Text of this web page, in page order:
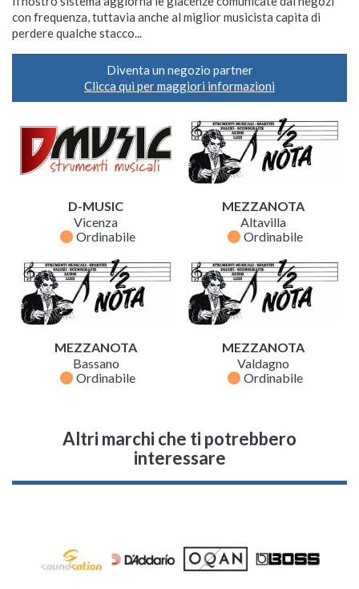
con frequenza, tuttavia anche al miglior musicista capita di
perdere qualche stacco...
Diventa un negozio partner
Clicca qui per maggiori informazioni
D-MUSIC
Vicenza
fiber_manual_record Ordinabile
MEZZANOTA
Altavilla
fiber_manual_record Ordinabile
MEZZANOTA
Bassano
fiber_manual_record Ordinabile
MEZZANOTA
Valdagno
fiber_manual_record Ordinabile
Altri marchi che ti potrebbero
interessare